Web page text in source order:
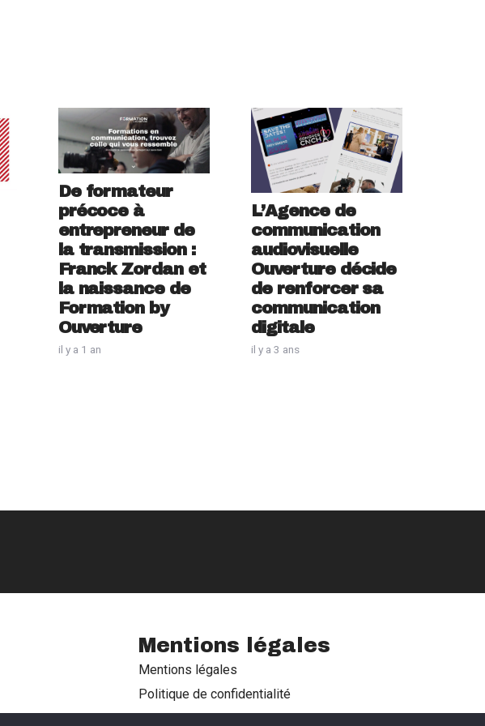
De formateur
précoce à
entrepreneur de
la transmission :
Franck Zordan et
la naissance de
Formation by
Ouverture
il y a 1 an
L’Agence de
communication
audiovisuelle
Ouverture décide
de renforcer sa
communication
digitale
il y a 3 ans
Mentions légales
Mentions légales
Politique de confidentialité
Politique de cookies